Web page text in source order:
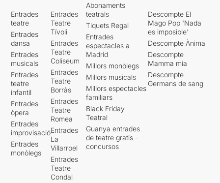
Entrades
teatre
Entrades
dansa
Entrades
musicals
Entrades
teatre
infantil
Entrades
òpera
Entrades
improvisació
Entrades
monòlegs
Entrades
Teatre
Tívoli
Entrades
Teatre
Coliseum
Entrades
Teatre
Borràs
Entrades
Teatre
Romea
Entrades
La
Villarroel
Entrades
Teatre
Condal
Abonaments
teatrals
Tiquets Regal
Entrades
espectacles a
Madrid
Millors monòlegs
Millors musicals
Millors espectacles
familiars
Black Friday
Teatral
Guanya entrades
de teatre gratis -
concursos
Descompte El
Mago Pop 'Nada
es imposible'
Descompte Ànima
Descompte
Mamma mia
Descompte
Germans de sang